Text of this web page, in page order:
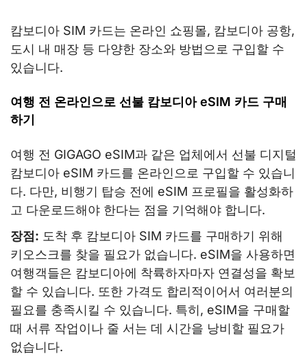
캄보디아 SIM 카드는 온라인 쇼핑몰, 캄보디아 공항,
도시 내 매장 등 다양한 장소와 방법으로 구입할 수
있습니다.
여행 전 온라인으로 선불 캄보디아 eSIM 카드 구매
하기
여행 전 GIGAGO eSIM과 같은 업체에서 선불 디지털
캄보디아 eSIM 카드를 온라인으로 구입할 수 있습니
다. 다만, 비행기 탑승 전에 eSIM 프로필을 활성화하
고 다운로드해야 한다는 점을 기억해야 합니다.
장점: 도착 후 캄보디아 SIM 카드를 구매하기 위해
키오스크를 찾을 필요가 없습니다. eSIM을 사용하면
여행객들은 캄보디아에 착륙하자마자 연결성을 확보
할 수 있습니다. 또한 가격도 합리적이어서 여러분의
필요를 충족시킬 수 있습니다. 특히, eSIM을 구매할
때 서류 작업이나 줄 서는 데 시간을 낭비할 필요가
없습니다.